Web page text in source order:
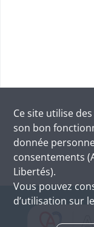
Ce site utilise des
son bon
donnée
consentements
Libertés).
Vous pouvez
d’utilisation sur